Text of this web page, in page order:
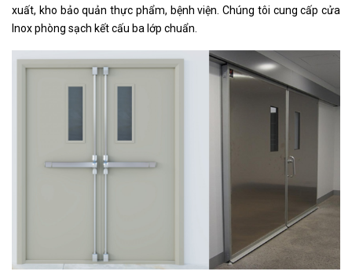
xuất, kho bảo quản thực phẩm, bệnh viện. Chúng tôi cung cấp cửa
Inox phòng sạch kết cấu ba lớp chuẩn.